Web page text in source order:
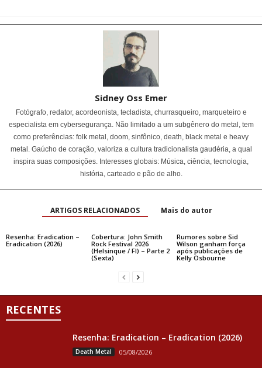
Sidney Oss Emer
Fotógrafo, redator, acordeonista, tecladista, churrasqueiro, marqueteiro e
especialista em cybersegurança. Não limitado a um subgênero do metal, tem
como preferências: folk metal, doom, sinfônico, death, black metal e heavy
metal. Gaúcho de coração, valoriza a cultura tradicionalista gaudéria, a qual
inspira suas composições. Interesses globais: Música, ciência, tecnologia,
história, carteado e pão de alho.
ARTIGOS RELACIONADOS Mais do autor
Resenha: Eradication –
Eradication (2026)
Cobertura: John Smith
Rock Festival 2026
(Helsinque / FI) – Parte 2
(Sexta)
Rumores sobre Sid
Wilson ganham força
após publicações de
Kelly Osbourne
RECENTES
Resenha: Eradication – Eradication (2026)
Death Metal 05/08/2026